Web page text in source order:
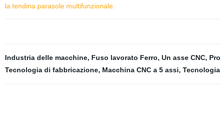
la tendina parasole multifunzionale.
Industria delle macchine, Fuso lavorato Ferro, Un asse CNC,
Tecnologia di fabbricazione, Macchina CNC a 5 assi,